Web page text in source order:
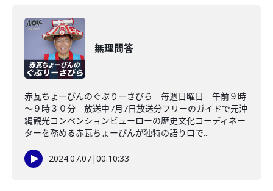
無理問答
赤瓦ちょーびんのぐぶりーさびら 毎週日曜日 午前９時
～９時３０分 放送中7月7日放送分フリーのガイドで元沖
縄観光コンベンションビューローの歴史文化コーディネー
ターを務める赤瓦ちょーびんが独特の語り口で...
2024.07.07|00:10:33